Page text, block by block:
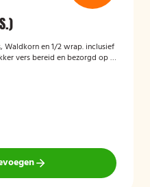
Waldkorn en 1/2 wrap. inclusief
vers bereid en bezorgd op je